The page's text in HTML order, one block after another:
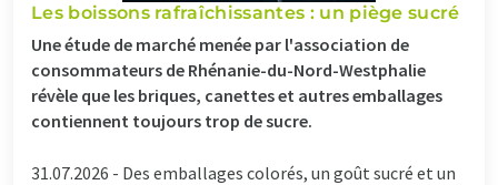
Les boissons rafraîchissantes : un piège sucré
Une étude de marché menée par l'association de
consommateurs de Rhénanie-du-Nord-Westphalie
révèle que les briques, canettes et autres emballages
contiennent toujours trop de sucre.
31.07.2026 - Des emballages colorés, un goût sucré et un